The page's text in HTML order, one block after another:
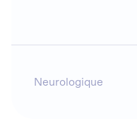
Neurologique